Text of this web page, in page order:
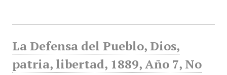
La Defensa del Pueblo, Dios,
patria, libertad, 1889, Año 7, No